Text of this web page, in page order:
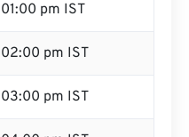
01:00 pm IST
02:00 pm IST
03:00 pm IST